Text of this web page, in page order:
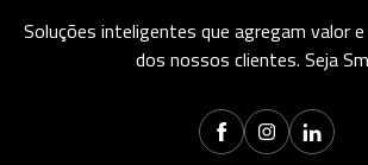
Soluções inteligentes que agregam valor
dos nossos clientes. Seja